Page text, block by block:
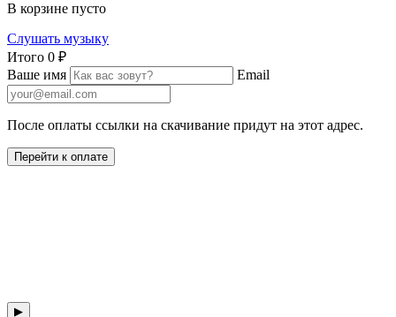
В корзине пусто
Слушать музыку
Итого 0 ₽
Ваше имя
Email
После оплаты ссылки на скачивание придут на этот адрес.
Перейти к оплате
▶